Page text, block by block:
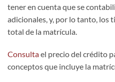
tener en cuenta que se
adicionales, y, por lo tanto, los
total de la matrícula.
Consultael precio del crédito
conceptos que incluye la